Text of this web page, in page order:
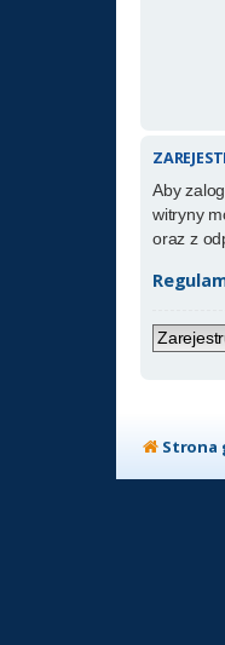
Aby
witryny
oraz z
Strona